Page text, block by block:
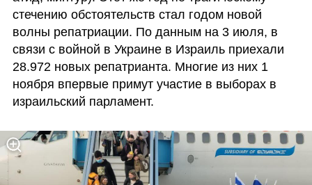
стечению обстоятельств стал годом новой
волны репатриации. По данным на 3 июля, в
связи с войной в Украине в Израиль приехали
28.972 новых репатрианта. Многие из них 1
ноября впервые примут участие в выборах в
израильский парламент.